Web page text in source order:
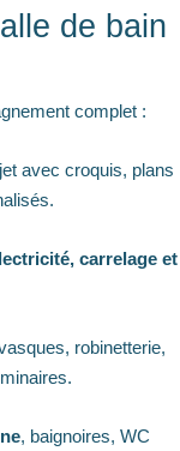
de bain
complet :
avec croquis, plans
carrelage et
robinetterie,
, baignoires, WC